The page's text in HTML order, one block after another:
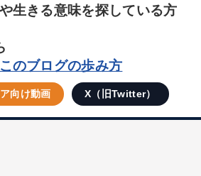
生きる意味を探している方
のブログの歩み方
向け動画 X（旧Twitter）